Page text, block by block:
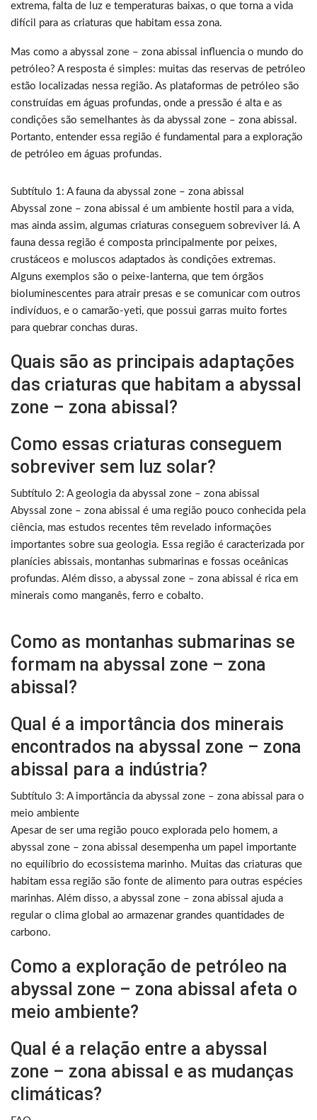
extrema, falta de luz e temperaturas baixas, o que torna a vida
difícil para as criaturas que habitam essa zona.
Mas como a abyssal zone – zona abissal influencia o mundo do
petróleo? A resposta é simples: muitas das reservas de petróleo
estão localizadas nessa região. As plataformas de petróleo são
construídas em águas profundas, onde a pressão é alta e as
condições são semelhantes às da abyssal zone – zona abissal.
Portanto, entender essa região é fundamental para a exploração
de petróleo em águas profundas.
Subtítulo 1: A fauna da abyssal zone – zona abissal
Abyssal zone – zona abissal é um ambiente hostil para a vida,
mas ainda assim, algumas criaturas conseguem sobreviver lá. A
fauna dessa região é composta principalmente por peixes,
crustáceos e moluscos adaptados às condições extremas.
Alguns exemplos são o peixe-lanterna, que tem órgãos
bioluminescentes para atrair presas e se comunicar com outros
indivíduos, e o camarão-yeti, que possui garras muito fortes
para quebrar conchas duras.
Quais são as principais adaptações
das criaturas que habitam a abyssal
zone – zona abissal?
Como essas criaturas conseguem
sobreviver sem luz solar?
Subtítulo 2: A geologia da abyssal zone – zona abissal
Abyssal zone – zona abissal é uma região pouco conhecida pela
ciência, mas estudos recentes têm revelado informações
importantes sobre sua geologia. Essa região é caracterizada por
planícies abissais, montanhas submarinas e fossas oceânicas
profundas. Além disso, a abyssal zone – zona abissal é rica em
minerais como manganês, ferro e cobalto.
Como as montanhas submarinas se
formam na abyssal zone – zona
abissal?
Qual é a importância dos minerais
encontrados na abyssal zone – zona
abissal para a indústria?
Subtítulo 3: A importância da abyssal zone – zona abissal para o
meio ambiente
Apesar de ser uma região pouco explorada pelo homem, a
abyssal zone – zona abissal desempenha um papel importante
no equilíbrio do ecossistema marinho. Muitas das criaturas que
habitam essa região são fonte de alimento para outras espécies
marinhas. Além disso, a abyssal zone – zona abissal ajuda a
regular o clima global ao armazenar grandes quantidades de
carbono.
Como a exploração de petróleo na
abyssal zone – zona abissal afeta o
meio ambiente?
Qual é a relação entre a abyssal
zone – zona abissal e as mudanças
climáticas?